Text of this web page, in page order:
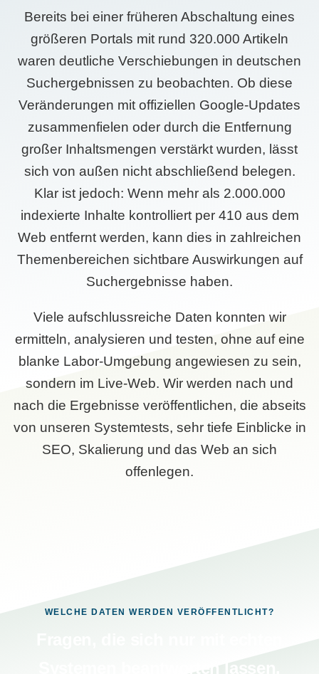
Bereits bei einer früheren Abschaltung eines
größeren Portals mit rund 320.000 Artikeln
waren deutliche Verschiebungen in deutschen
Suchergebnissen zu beobachten. Ob diese
Veränderungen mit offiziellen Google-Updates
zusammenfielen oder durch die Entfernung
großer Inhaltsmengen verstärkt wurden, lässt
sich von außen nicht abschließend belegen.
Klar ist jedoch: Wenn mehr als 2.000.000
indexierte Inhalte kontrolliert per 410 aus dem
Web entfernt werden, kann dies in zahlreichen
Themenbereichen sichtbare Auswirkungen auf
Suchergebnisse haben.
Viele aufschlussreiche Daten konnten wir
ermitteln, analysieren und testen, ohne auf eine
blanke Labor-Umgebung angewiesen zu sein,
sondern im Live-Web. Wir werden nach und
nach die Ergebnisse veröffentlichen, die abseits
von unseren Systemtests, sehr tiefe Einblicke in
SEO, Skalierung und das Web an sich
offenlegen.
WELCHE DATEN WERDEN VERÖFFENTLICHT?